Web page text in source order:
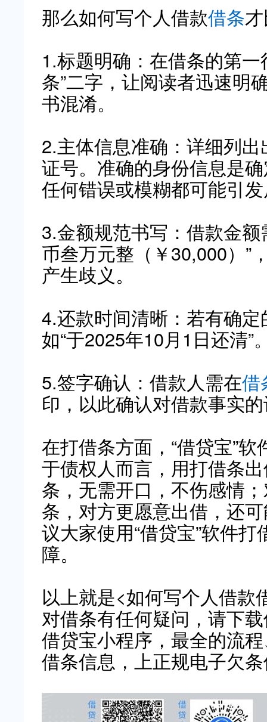
那么如何写个人借款借条
1.标题明确：在借条的第
条”二字，让阅读者迅速明
书混淆。
2.主体信息准确：详细列
证号。准确的身份信息是
任何错误或模糊都可能引
3.金额规范书写：借款金
币叁万元整（￥30,000）”
产生歧义。
4.还款时间清晰：若有确
如“于2025年10月1日还清”
5.签字确认：借款人需在借
印，以此确认对借款事实
在打借条方面，“借贷宝”
于债权人而言，用打借条
条，无需开口，不伤感情
条，对方更愿意出借，还
议大家使用“借贷宝”软件
障。
以上就是<如何写个人借款
对借条有任何疑问，请下
借贷宝小程序，最全的流
借条信息，上正规电子欠